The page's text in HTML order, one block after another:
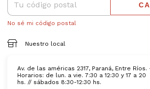
No sé mi código postal
Nuestro local
Av. de las américas 2317, Paraná, Entre Ríos.
Horarios: de lun. a vie. 7:30 a 12:30 y 17 a 20
hs. // sábados 8:30-12:30 hs.